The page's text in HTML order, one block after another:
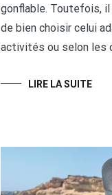
gonflable. Toutefois,
de bien choisir celui
activités ou selon les
LIRE LA SUITE